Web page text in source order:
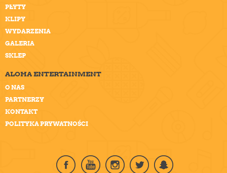
PŁYTY
KLIPY
WYDARZENIA
GALERIA
SKLEP
ALOHA ENTERTAINMENT
O NAS
PARTNERZY
KONTAKT
POLITYKA PRYWATNOŚCI